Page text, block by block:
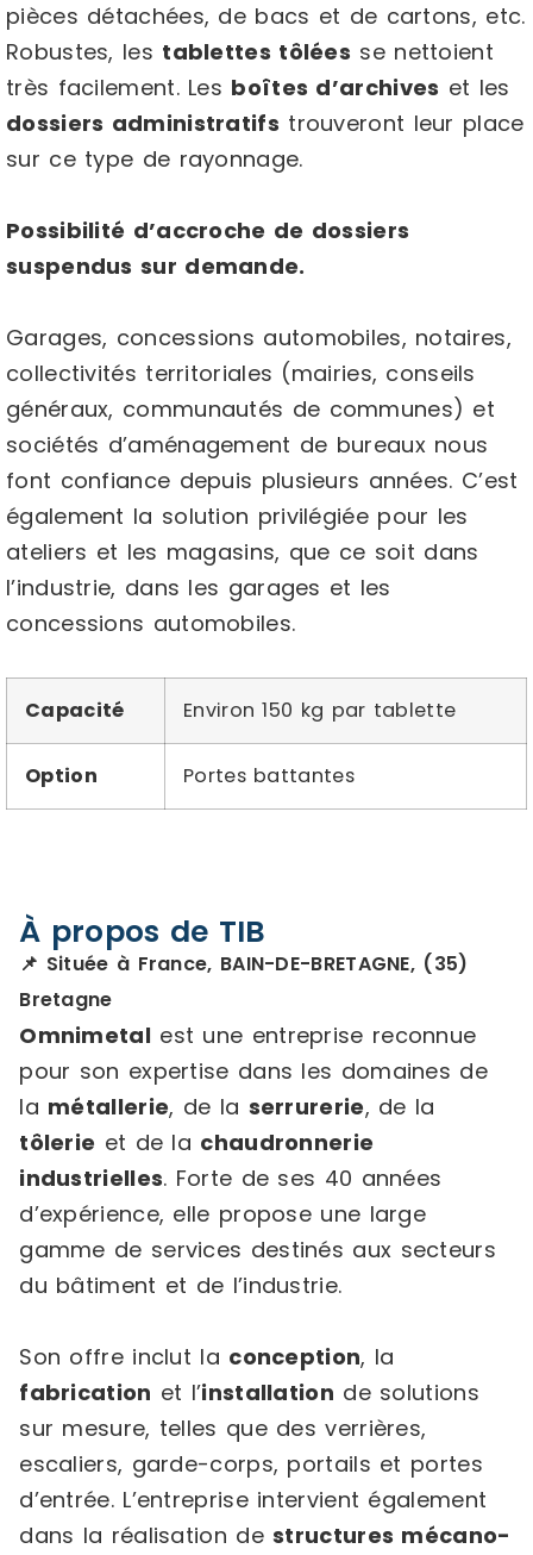
pièces détachées, de bacs et de cartons, etc.
Robustes, les tablettes tôlées se nettoient
très facilement. Les boîtes d’archives et les
dossiers administratifs trouveront leur place
sur ce type de rayonnage.
Possibilité d’accroche de dossiers
suspendus sur demande.
Garages, concessions automobiles, notaires,
collectivités territoriales (mairies, conseils
généraux, communautés de communes) et
sociétés d’aménagement de bureaux nous
font confiance depuis plusieurs années. C’est
également la solution privilégiée pour les
ateliers et les magasins, que ce soit dans
l’industrie, dans les garages et les
concessions automobiles.
Capacité Environ 150 kg par tablette
Option Portes battantes
À propos de TIB
📌 Située à France, BAIN-DE-BRETAGNE, (35)
Bretagne
Omnimetalest une entreprise reconnue
pour son expertise dans les domaines de
la métallerie, de la serrurerie, de la
tôlerie et de la chaudronnerie
industrielles. Forte de ses 40 années
d’expérience, elle propose une large
gamme de services destinés aux secteurs
du bâtiment et de l’industrie.
Son offre inclut la conception, la
fabrication et l’installation de solutions
sur mesure, telles que des verrières,
escaliers, garde-corps, portails et portes
d’entrée. L’entreprise intervient également
dans la réalisation destructures mécano-